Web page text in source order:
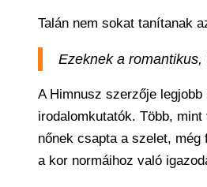
Talán nem sokat tanítanak
Ezeknek a
A Himnusz szerzője
irodalomkutatók. Több,
nőnek csapta a szelet,
a kor normáihoz való